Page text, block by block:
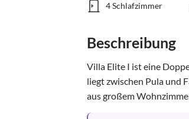
4 Schlafzimmer
Beschreibung
Villa Elite I ist eine
liegt zwischen Pula und
aus großem